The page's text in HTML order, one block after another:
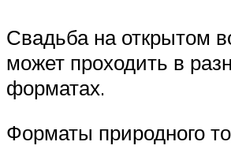
Свадьба на открытом
может проходить в
форматах.
Форматы природного